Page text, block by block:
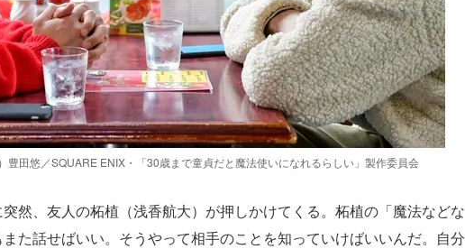
豊田悠／SQUARE ENIX・「30歳まで童貞だと魔法使いになれるらしい」製作委員会
然、友人の柘植（浅香航大）が押しかけてくる。柘植の「魔法などな
た話せばいい。そうやって相手のことを知っていけばいいんだ。自分